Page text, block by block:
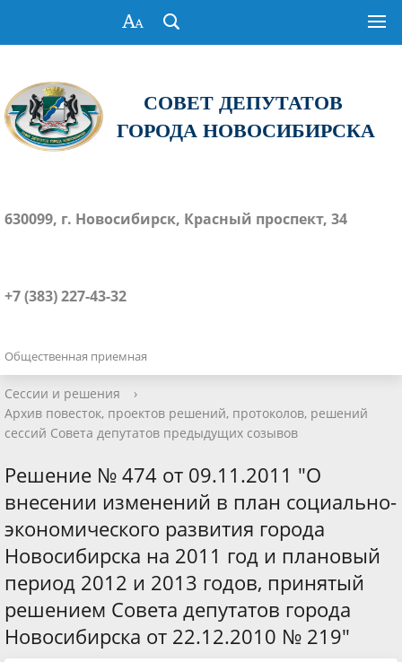
СОВЕТ ДЕПУТАТОВ
ГОРОДА НОВОСИБИРСКА
630099, г. Новосибирск, Красный проспект, 34
+7 (383) 227-43-32
Общественная приемная
Сессии и решения
›
Архив повесток, проектов решений, протоколов, решений
сессий Совета депутатов предыдущих созывов
Решение № 474 от 09.11.2011 "О
внесении изменений в план социально-
экономического развития города
Новосибирска на 2011 год и плановый
период 2012 и 2013 годов, принятый
решением Совета депутатов города
Новосибирска от 22.12.2010 № 219"